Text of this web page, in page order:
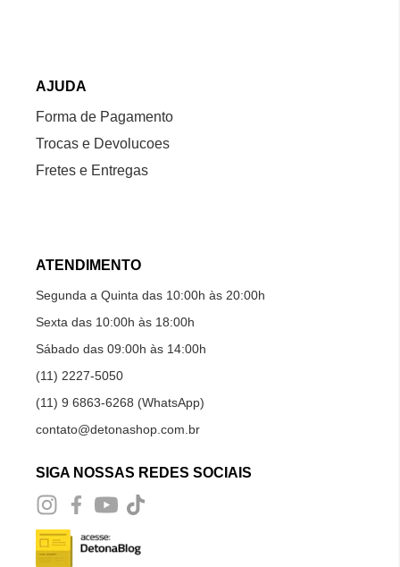
AJUDA
Forma de Pagamento
Trocas e Devolucoes
Fretes e Entregas
ATENDIMENTO
Segunda a Quinta das 10:00h às 20:00h
Sexta das 10:00h às 18:00h
Sábado das 09:00h às 14:00h
(11) 2227-5050
(11) 9 6863-6268 (WhatsApp)
contato@detonashop.com.br
SIGA NOSSAS REDES SOCIAIS